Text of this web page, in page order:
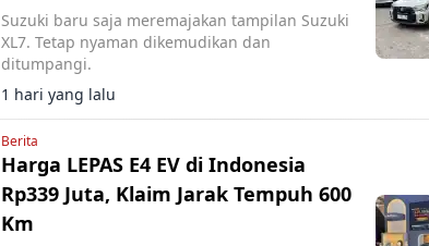
Suzuki baru saja meremajakan tampilan Suzuki
XL7. Tetap nyaman dikemudikan dan
ditumpangi.
1 hari yang lalu
Berita
Harga LEPAS E4 EV di Indonesia
Rp339 Juta, Klaim Jarak Tempuh 600
Km